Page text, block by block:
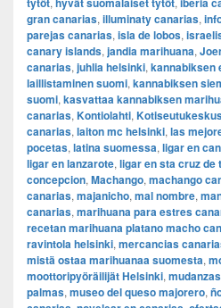
gran canarias, illuminaty canarias,
parejas canarias, isla de lobos,
canary islands, jandia marihuana,
canarias, juhlia helsinki, kannabiksen
laillistaminen suomi, kannabiksen
suomi, kasvattaa kannabiksen
canarias, Kontiolahti,
canarias, laiton mc helsinki, las
pocetas, latina suomessa, ligar en
ligar en lanzarote, ligar en sta cruz de
concepcion, Machango, machango
canarias, majanicho, mal nombre,
canarias, marihuana para estres
recetan marihuana platano macho
ravintola helsinki, mercancias
mistä ostaa marihuanaa suomesta,
moottoripyöräilijät Helsinki,
palmas, museo del queso majorero,